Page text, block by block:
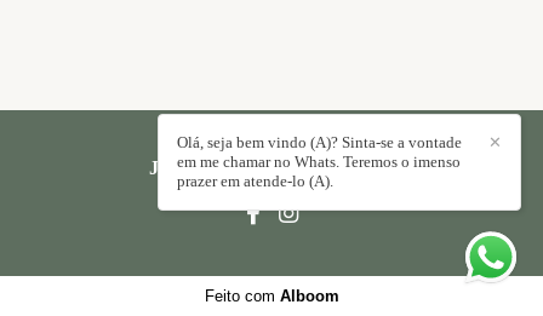
JORGE PAULO/CONTATO
✕
Olá, seja bem vindo (A)? Sinta-se a vontade
em me chamar no Whats. Teremos o imenso
prazer em atende-lo (A).
Feito com Alboom